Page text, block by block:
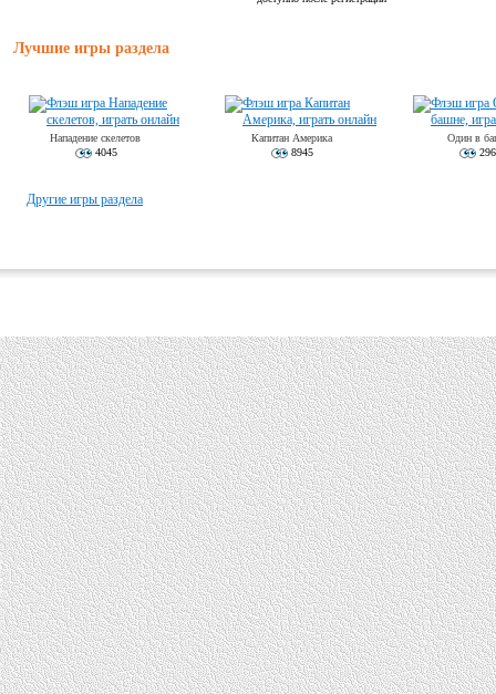
Лучшие игры раздела
Нападение скелетов
4045
Капитан Америка
8945
Один в
Другие игры раздела